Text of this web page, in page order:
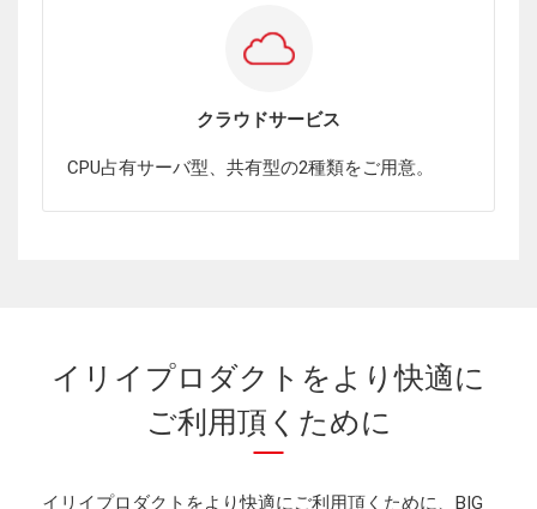
クラウドサービス
CPU占有サーバ型、共有型の2種類をご用意。
イリイプロダクトをより快適に
ご利用頂くために
イリイプロダクトをより快適にご利用頂くために、BIG